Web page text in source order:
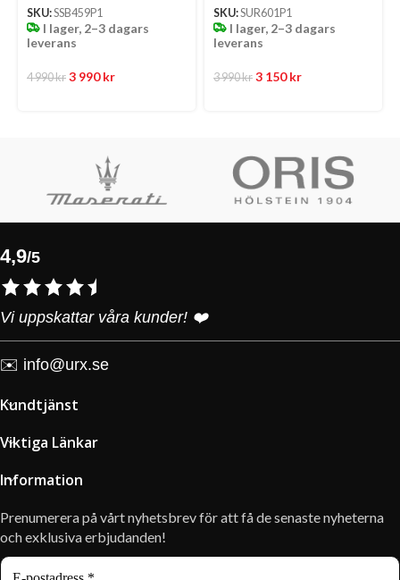
SKU:SSB459P1
I lager, 2–3 dagars
leverans
4 990kr 3 990kr
SKU:SUR601P1
I lager, 2–3 dagars
leverans
3 990kr 3 150kr
4,9/5
Vi uppskattar våra kunder! ❤️
✉️ info@urx.se
Kundtjänst
Viktiga Länkar
Information
Prenumerera på vårt nyhetsbrev för att få de senaste nyheterna
och exklusiva erbjudanden!